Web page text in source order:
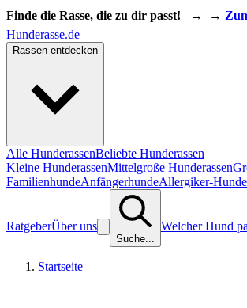
Finde die Rasse, die zu dir passt! → →
Hunderasse.de
Rassen entdecken
Alle HunderassenBeliebte Hunderassen
Kleine HunderassenMittelgroße Hunderassen
FamilienhundeAnfängerhundeAllergiker-Hunde
RatgeberÜber uns
Suche...
Welcher Hund
Startseite